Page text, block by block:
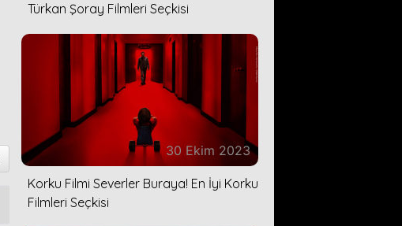
Türkan Şoray Filmleri Seçkisi
30 Ekim 2023
Korku Filmi Severler Buraya! En İyi Korku
Filmleri Seçkisi